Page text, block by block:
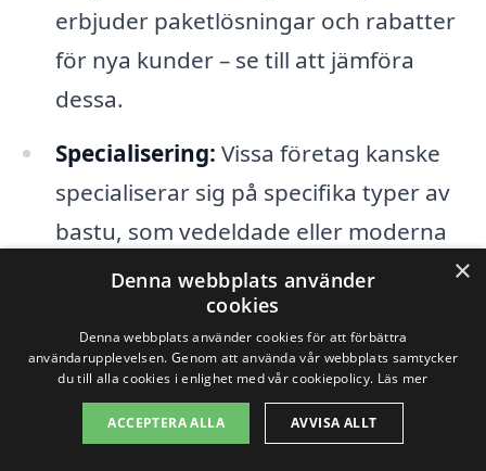
erbjuder paketlösningar och rabatter
för nya kunder – se till att jämföra
dessa.
Specialisering: Vissa företag kanske
specialiserar sig på specifika typer av
bastu, som vedeldade eller moderna
infraröda bastur.
Pris:
Jämför priser för att säkerställa
att du får ett rättvist och
konkurrenskraftigt erbjudande.
×
Denna webbplats använder
cookies
Denna webbplats använder cookies för att förbättra
användarupplevelsen. Genom att använda vår webbplats samtycker
du till alla cookies i enlighet med vår cookiepolicy. Läs mer
ACCEPTERA ALLA AVVISA ALLT